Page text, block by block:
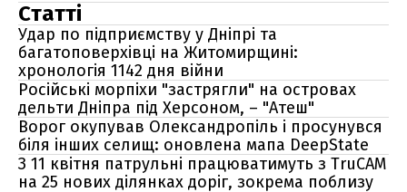
Статті
Удар по підприємству у Дніпрі та
багатоповерхівці на Житомирщині:
хронологія 1142 дня війни
Російські морпіхи "застрягли" на островах
дельти Дніпра під Херсоном, – "Атеш"
Ворог окупував Олександропіль і просунувся
біля інших селищ: оновлена мапа DeepState
З 11 квітня патрульні працюватимуть з TruCAM
на 25 нових ділянках доріг, зокрема поблизу